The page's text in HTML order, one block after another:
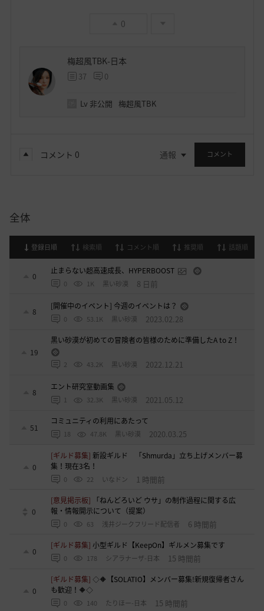
0
梅超風TBK-日本
37 0
Lv 非公開 梅超風TBK
コメント 0 通報 コメント
全体
登録日順 検索順 コメント順 推奨順 話題順
0
止まらない超高速成長、HYPERBOOST
0 1K 黒い砂漠 8 日前
8
[開催中のイベント] 今週のイベントは？
0 53.1K 黒い砂漠 2023.02.28
19
黒い砂漠が初めての冒険者の皆様のために準備したA to Z！
2 43.2K 黒い砂漠 2022.12.21
8
エント研究室動画集
1 32.3K 黒い砂漠 2021.05.12
51
コミュニティの利用にあたって
18 47.8K 黒い砂漠 2020.03.25
0
[ギルド募集] 新設ギルド 「Shmurda」立ち上げメンバー募
集！現在3名！
0 22 いなドン 1 時間前
0
[意見掲示板]
「ねんどろいど ウサ」の制作過程に関する広
報・情報開示について（提案）
0 63 浅井ジークフリード配信者 6 時間前
0
[ギルド募集]小型ギルド【KeepOn】ギルメン募集です
0 178 シアラナーザ-日本 15 時間前
0
[ギルド募集]◇🔶【SOLATIO】メンバー募集!新規復帰者さん
も歓迎！🔶◇
0 140 たりほー-日本 15 時間前